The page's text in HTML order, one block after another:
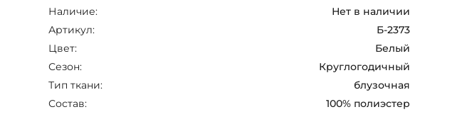
Наличие:
Нет в наличии
Артикул:
Б-2373
Цвет:
Белый
Сезон:
Круглогодичный
Тип ткани:
блузочная
Состав:
100% полиэстер